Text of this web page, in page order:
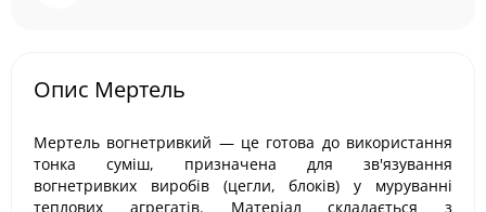
Опис Мертель
Мертель вогнетривкий — це готова до використання
тонка суміш, призначена для зв'язування
вогнетривких виробів (цегли, блоків) у муруванні
теплових агрегатів. Матеріал складається з